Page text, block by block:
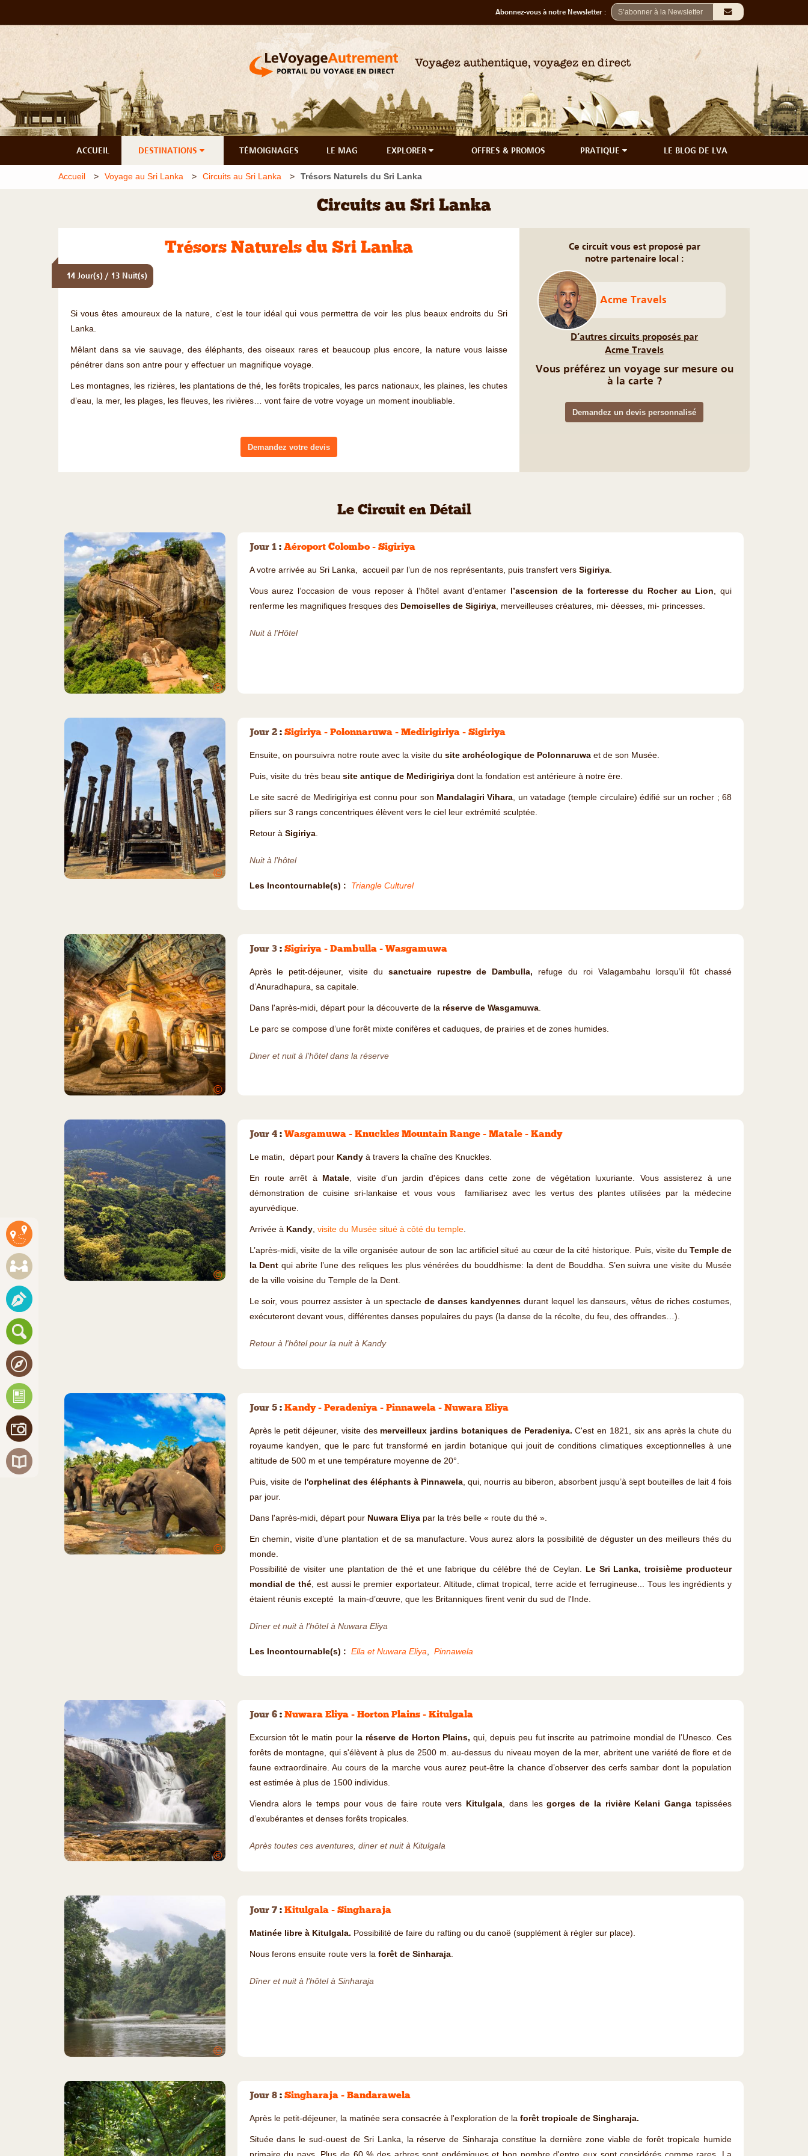
Abonnez-vous à notre Newsletter :
ACCUEIL DESTINATIONS TÉMOIGNAGES LE MAG EXPLORER OFFRES & PROMOS PRATIQUE LE BLOG DE LVA
Accueil Voyage au Sri Lanka Circuits au Sri Lanka Trésors Naturels du Sri Lanka
Circuits au Sri Lanka
Trésors Naturels du Sri Lanka
14 Jour(s) / 13 Nuit(s)
Si vous êtes amoureux de la nature, c’est le tour idéal qui vous permettra de voir les plus beaux endroits du Sri
Lanka.
Mêlant dans sa vie sauvage, des éléphants, des oiseaux rares et beaucoup plus encore, la nature vous laisse
pénétrer dans son antre pour y effectuer un magnifique voyage.
Les montagnes, les rizières, les plantations de thé, les forêts tropicales, les parcs nationaux, les plaines, les chutes
d’eau, la mer, les plages, les fleuves, les rivières… vont faire de votre voyage un moment inoubliable.
Demandez votre devis
Ce circuit vous est proposé par
notre partenaire local :
Acme Travels
D’autres circuits proposés par
Acme Travels
Vous préférez un voyage sur mesure ou
à la carte ?
Demandez un devis personnalisé
Le Circuit en Détail
©
Jour 1: Aéroport Colombo - Sigiriya
A votre arrivée au Sri Lanka, accueil par l’un de nos représentants, puis transfert vers Sigiriya.
Vous aurez l’occasion de vous reposer à l’hôtel avant d’entamer l’ascension de la forteresse du Rocher au Lion, qui
renferme les magnifiques fresques des Demoiselles de Sigiriya, merveilleuses créatures, mi- déesses, mi- princesses.
Nuit à l'Hôtel
©
Jour 2: Sigiriya - Polonnaruwa - Medirigiriya - Sigiriya
Ensuite, on poursuivra notre route avec la visite du site archéologique de Polonnaruwaet de son Musée.
Puis, visite du très beau site antique de Medirigiriya dont la fondation est antérieure à notre ère.
Le site sacré de Medirigiriya est connu pour son Mandalagiri Vihara, un vatadage (temple circulaire) édifié sur un rocher ; 68
piliers sur 3 rangs concentriques élèvent vers le ciel leur extrémité sculptée.
Retour à Sigiriya.
Nuit à l’hôtel
Les Incontournable(s) : Triangle Culturel
©
Jour 3: Sigiriya - Dambulla - Wasgamuwa
Après le petit-déjeuner, visite du sanctuaire rupestre de Dambulla, refuge du roi Valagambahu lorsqu’il fût chassé
d’Anuradhapura, sa capitale.
Dans l'après-midi, départ pour la découverte de la réserve de Wasgamuwa.
Le parc se compose d’une forêt mixte conifères et caduques, de prairies et de zones humides.
Diner et nuit à l’hôtel dans la réserve
©
Jour 4: Wasgamuwa - Knuckles Mountain Range - Matale - Kandy
Le matin, départ pour Kandyà travers la chaîne des Knuckles.
En route arrêt à Matale, visite d’un jardin d'épices dans cette zone de végétation luxuriante. Vous assisterez à une
démonstration de cuisine sri-lankaise et vous vous familiarisez avec les vertus des plantes utilisées par la médecine
ayurvédique.
Arrivée à Kandy, visite du Musée situé à côté du temple.
L’après-midi, visite de la ville organisée autour de son lac artificiel situé au cœur de la cité historique. Puis, visite du Temple de
la Dent qui abrite l’une des reliques les plus vénérées du bouddhisme: la dent de Bouddha. S’en suivra une visite du Musée
de la ville voisine du Temple de la Dent.
Le soir, vous pourrez assister à un spectaclede danses kandyennesdurant lequel les danseurs, vêtus de riches costumes,
exécuteront devant vous, différentes danses populaires du pays (la danse de la récolte, du feu, des offrandes…).
Retour à l'hôtel pour la nuit à Kandy
©
Jour 5: Kandy - Peradeniya - Pinnawela - Nuwara Eliya
Après le petit déjeuner, visite des merveilleux jardins botaniques de Peradeniya. C'est en 1821, six ans après la chute du
royaume kandyen, que le parc fut transformé en jardin botanique qui jouit de conditions climatiques exceptionnelles à une
altitude de 500 m et une température moyenne de 20°.
Puis, visite de l'orphelinat des éléphants à Pinnawela, qui, nourris au biberon, absorbent jusqu’à sept bouteilles de lait 4 fois
par jour.
Dans l'après-midi, départ pour Nuwara Eliyapar la très belle « route du thé ».
En chemin, visite d’une plantation et de sa manufacture. Vous aurez alors la possibilité de déguster un des meilleurs thés du
monde.
Possibilité de visiter une plantation de thé et une fabrique du célèbre thé de Ceylan. Le Sri Lanka, troisième producteur
mondial de thé, est aussi le premier exportateur. Altitude, climat tropical, terre acide et ferrugineuse... Tous les ingrédients y
étaient réunis excepté la main-d’œuvre, que les Britanniques firent venir du sud de l'Inde.
Dîner et nuit à l’hôtel à Nuwara Eliya
Les Incontournable(s) : Ella et Nuwara Eliya, Pinnawela
©
Jour 6: Nuwara Eliya - Horton Plains - Kitulgala
Excursion tôt le matin pour la réserve de Horton Plains, qui, depuis peu fut inscrite au patrimoine mondial de l’Unesco. Ces
forêts de montagne, qui s'élèvent à plus de 2500 m. au-dessus du niveau moyen de la mer, abritent une variété de flore et de
faune extraordinaire. Au cours de la marche vous aurez peut-être la chance d’observer des cerfs sambar dont la population
est estimée à plus de 1500 individus.
Viendra alors le temps pour vous de faire route vers Kitulgala, dans lesgorges de la rivière Kelani Gangatapissées
d’exubérantes et denses forêts tropicales.
Après toutes ces aventures, diner et nuit à Kitulgala
©
Jour 7: Kitulgala - Singharaja
Matinée libre à Kitulgala. Possibilité de faire du rafting ou du canoë (supplément à régler sur place).
Nous ferons ensuite route vers laforêt de Sinharaja.
Dîner et nuit à l’hôtel à Sinharaja
Jour 8: Singharaja - Bandarawela
Après le petit-déjeuner, la matinée sera consacrée à l'exploration de laforêt tropicale de Singharaja.
Située dans le sud-ouest de Sri Lanka, la réserve de Sinharaja constitue la dernière zone viable de forêt tropicale humide